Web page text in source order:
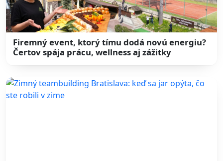
Firemný event, ktorý tímu dodá novú energiu?
Čertov spája prácu, wellness aj zážitky